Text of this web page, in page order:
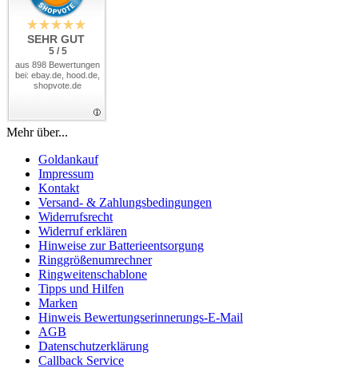
SEHR GUT
5 / 5
aus 898 Bewertungen
bei: ebay.de, hood.de,
shopvote.de
Mehr über...
Goldankauf
Impressum
Kontakt
Versand- & Zahlungsbedingungen
Widerrufsrecht
Widerruf erklären
Hinweise zur Batterieentsorgung
Ringgrößenumrechner
Ringweitenschablone
Tipps und Hilfen
Marken
Hinweis Bewertungserinnerungs-E-Mail
AGB
Datenschutzerklärung
Callback Service